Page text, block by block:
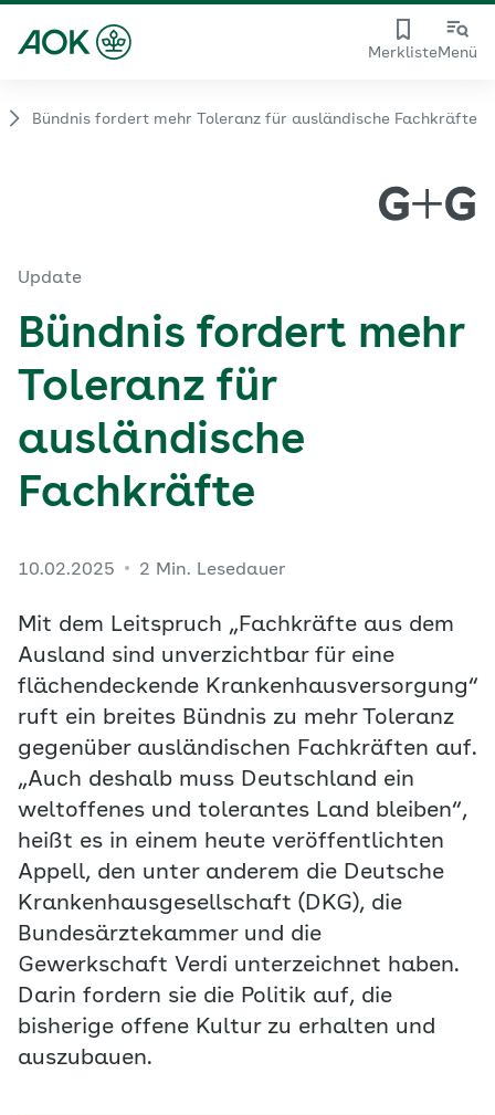
MerklisteMenü
Bündnis fordert mehr Toleranz für ausländische Fachkräfte
Update
Bündnis fordert mehr
Toleranz für
ausländische
Fachkräfte
10.02.2025 2 Min. Lesedauer
Mit dem Leitspruch „Fachkräfte aus dem
Ausland sind unverzichtbar für eine
flächendeckende Krankenhausversorgung“
ruft ein breites Bündnis zu mehr Toleranz
gegenüber ausländischen Fachkräften auf.
„Auch deshalb muss Deutschland ein
weltoffenes und tolerantes Land bleiben“,
heißt es in einem heute veröffentlichten
Appell, den unter anderem die Deutsche
Krankenhausgesellschaft (DKG), die
Bundesärztekammer und die
Gewerkschaft Verdi unterzeichnet haben.
Darin fordern sie die Politik auf, die
bisherige offene Kultur zu erhalten und
auszubauen.